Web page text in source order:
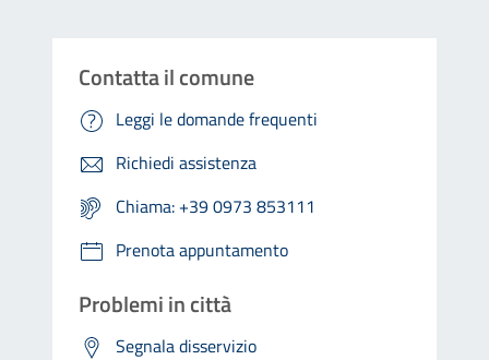
Contatta il comune
Leggi le domande frequenti
Richiedi assistenza
Chiama: +39 0973 853111
Prenota appuntamento
Problemi in città
Segnala disservizio